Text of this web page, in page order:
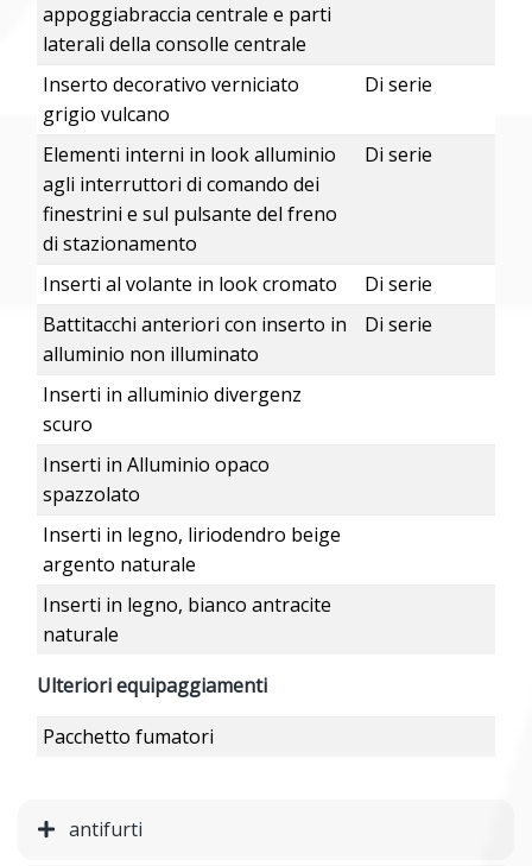
appoggiabraccia centrale e parti
laterali della consolle centrale
Inserto decorativo verniciato
grigio vulcano
Di serie
Elementi interni in look alluminio
agli interruttori di comando dei
finestrini e sul pulsante del freno
di stazionamento
Di serie
Inserti al volante in look cromato
Di serie
Battitacchi anteriori con inserto in
alluminio non illuminato
Di serie
Inserti in alluminio divergenz
scuro
Inserti in Alluminio opaco
spazzolato
Inserti in legno, liriodendro beige
argento naturale
Inserti in legno, bianco antracite
naturale
Ulteriori equipaggiamenti
Pacchetto fumatori
antifurti